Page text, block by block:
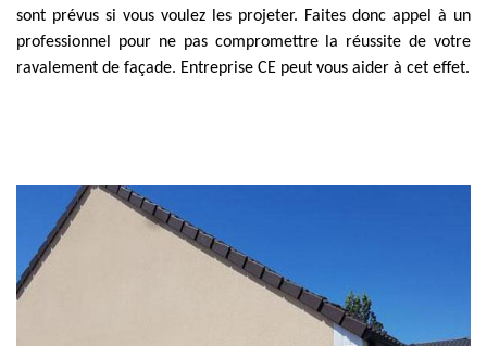
sont prévus si vous voulez les projeter. Faites donc appel à un
professionnel pour ne pas compromettre la réussite de votre
ravalement de façade. Entreprise CE peut vous aider à cet effet.